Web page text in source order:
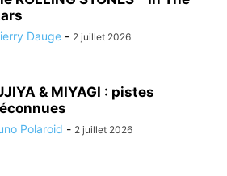
Dauge - 2 juillet 2026
& MIYAGI : pistes
Polaroid - 2 juillet 2026